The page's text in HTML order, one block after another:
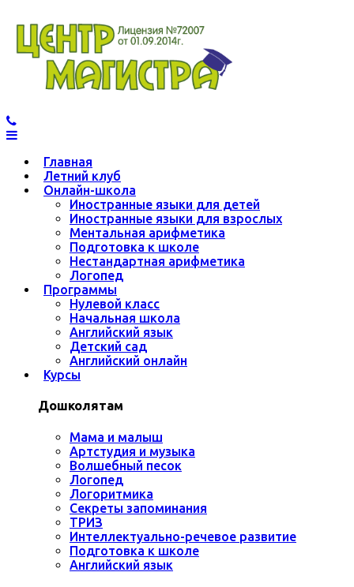
Главная
Летний клуб
Онлайн-школа
Иностранные языки для детей
Иностранные языки для взрослых
Ментальная арифметика
Подготовка к школе
Нестандартная арифметика
Логопед
Программы
Нулевой класс
Начальная школа
Английский язык
Детский сад
Английский онлайн
Курсы
Дошколятам
Мама и малыш
Артстудия и музыка
Волшебный песок
Логопед
Логоритмика
Секреты запоминания
ТРИЗ
Интеллектуально-речевое развитие
Подготовка к школе
Английский язык